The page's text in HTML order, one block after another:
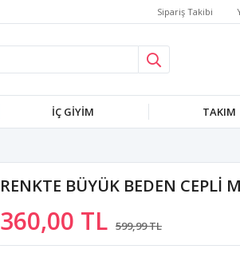
Sipariş Takibi
İÇ GİYİM TAKIM
RENKTE BÜYÜK BEDEN CEPLİ
360,00 TL 599,99 TL